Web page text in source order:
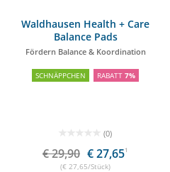
Waldhausen Health + Care
Balance Pads
Fördern Balance & Koordination
SCHNÄPPCHEN RABATT 7%
(0)
€ 29,90 € 27,651
(€ 27,65/Stück)